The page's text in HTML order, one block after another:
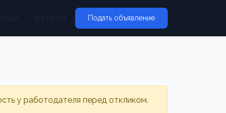
Подать объявление
у работодателя перед откликом.